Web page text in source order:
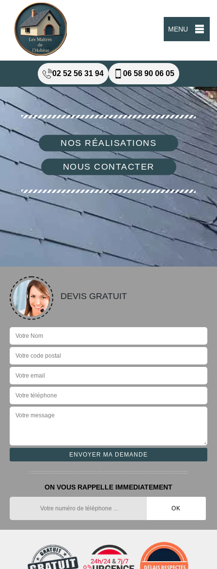
MENU
02 52 56 31 94 06 58 90 06 05
NOS RÉALISATIONS
NOUS CONTACTER
DEVIS GRATUIT
ON VOUS RAPPELLE IMMEDIATEMENT